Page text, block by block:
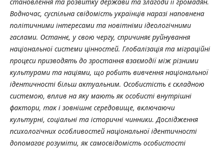
Водночас, суспільна свідомість українців наразі наповнена
політичними інтересами та новітніми ідеологічними
гаслами. Останнє, у свою чергу, спричиняє руйнування
національної системи цінностей. Глобалізація та міграційні
процеси призводять до зростання взаємодії між різними
культурами та націями, що робить вивчення національної
ідентичності більш актуальним. Особистість є складною
системою, вплив на яку мають як особисті внутрішні
фактори, так і зовнішнє середовище, включаючи
культурні, соціальні та історичні чинники. Дослідження
психологічних особливостей національної ідентичності
допомагає розуміти, як самосвідомість особистості